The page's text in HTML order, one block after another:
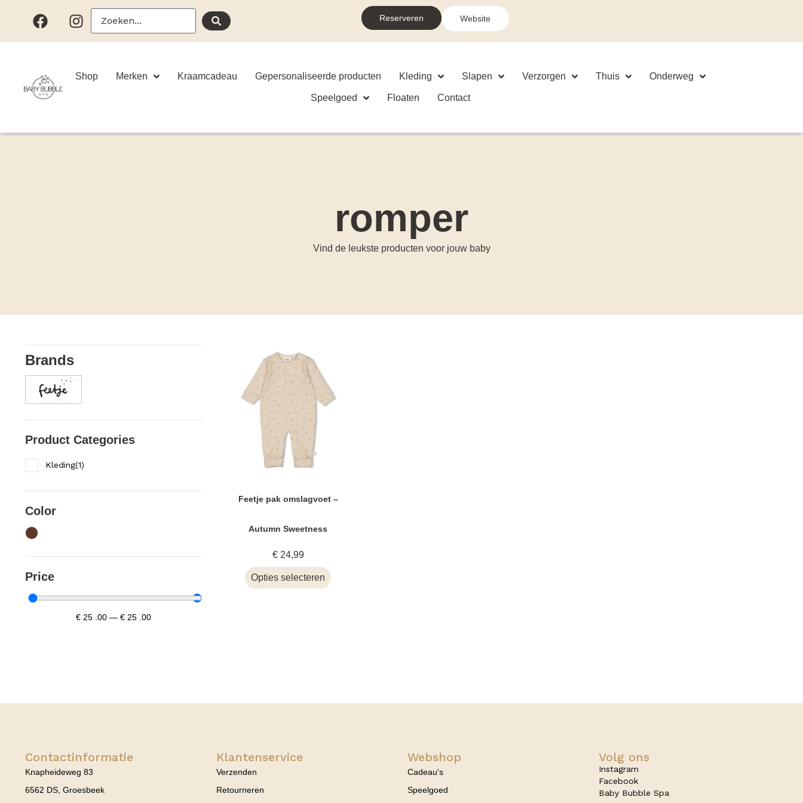
Reserveren Website
Shop Merken Kraamcadeau Gepersonaliseerde producten Kleding Slapen Verzorgen Thuis Onderweg
Speelgoed Floaten Contact
romper
Vind de leukste producten voor jouw baby
Brands
Product Categories
Kleding(1)
Color
Price
€ 25 .00 —€ 25 .00
Feetje pak omslagvoet –
Autumn Sweetness
€24,99
Opties selecteren
Contactinformatie
Knapheideweg 83
6562 DS, Groesbeek
Klantenservice
Verzenden
Retourneren
Webshop
Cadeau's
Speelgoed
Volg ons
Instagram
Facebook
Baby Bubble Spa